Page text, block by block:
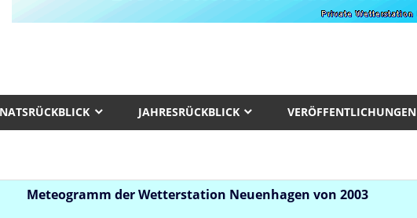
JAHRESRÜCKBLICK VERÖFFENTLICHUNGEN
Meteogramm der Wetterstation Neuenhagen von 2003